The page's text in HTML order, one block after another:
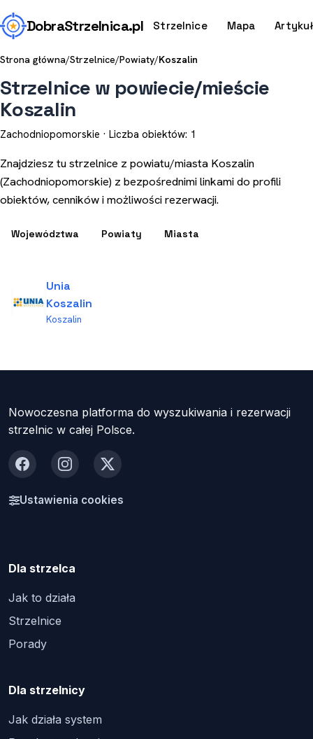
DobraStrzelnica.pl Strzelnice Mapa
Strona główna/Strzelnice/Powiaty/Koszalin
Strzelnice w powiecie/mieście
Koszalin
Zachodniopomorskie · Liczba obiektów: 1
Znajdziesz tu strzelnice z powiatu/miasta Koszalin
(Zachodniopomorskie) z bezpośrednimi linkami do profili
obiektów, cenników i możliwości rezerwacji.
Województwa Powiaty Miasta
Unia
Koszalin
Koszalin
Nowoczesna platforma do wyszukiwania i rezerwacji
strzelnic w całej Polsce.
FacebookInstagram
X
Ustawienia cookies
Dla strzelca
Jak to działa
Strzelnice
Porady
Dla strzelnicy
Jak działa system